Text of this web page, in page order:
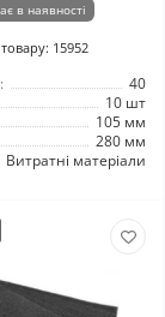
в наявності
15952
40
10 шт
105 мм
280 мм
Витратні матеріали